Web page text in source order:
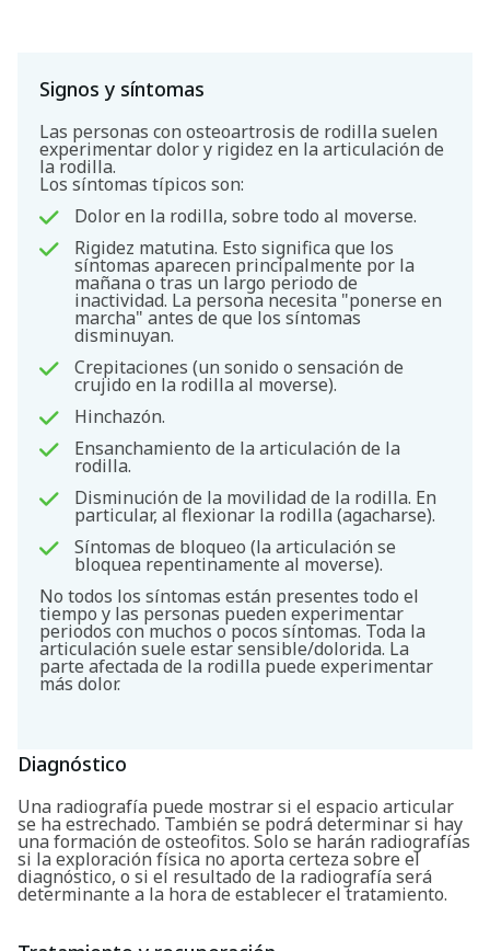
Signos y síntomas
Las personas con osteoartrosis de rodilla suelen
experimentar dolor y rigidez en la articulación de
la rodilla.
Los síntomas típicos son:
Dolor en la rodilla, sobre todo al moverse.
Rigidez matutina. Esto significa que los
síntomas aparecen principalmente por la
mañana o tras un largo periodo de
inactividad. La persona necesita "ponerse en
marcha" antes de que los síntomas
disminuyan.
Crepitaciones (un sonido o sensación de
crujido en la rodilla al moverse).
Hinchazón.
Ensanchamiento de la articulación de la
rodilla.
Disminución de la movilidad de la rodilla. En
particular, al flexionar la rodilla (agacharse).
Síntomas de bloqueo (la articulación se
bloquea repentinamente al moverse).
No todos los síntomas están presentes todo el
tiempo y las personas pueden experimentar
periodos con muchos o pocos síntomas. Toda la
articulación suele estar sensible/dolorida. La
parte afectada de la rodilla puede experimentar
más dolor.
Diagnóstico
Una radiografía puede mostrar si el espacio articular
se ha estrechado. También se podrá determinar si hay
una formación de osteofitos. Solo se harán radiografías
si la exploración física no aporta certeza sobre el
diagnóstico, o si el resultado de la radiografía será
determinante a la hora de establecer el tratamiento.